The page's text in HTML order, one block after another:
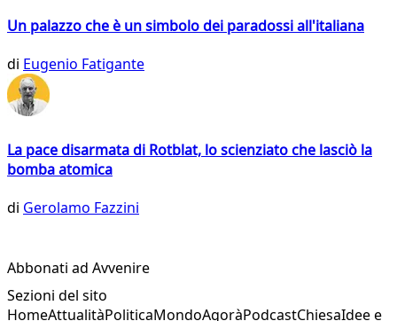
Un palazzo che è un simbolo dei paradossi all'italiana
di Eugenio Fatigante
La pace disarmata di Rotblat, lo scienziato che lasciò la
bomba atomica
di Gerolamo Fazzini
Abbonati ad Avvenire
Sezioni del sito
HomeAttualitàPoliticaMondoAgoràPodcastChiesaIdee e